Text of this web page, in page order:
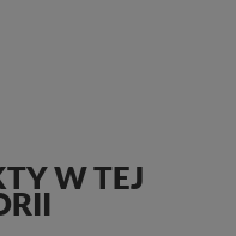
W TEJ